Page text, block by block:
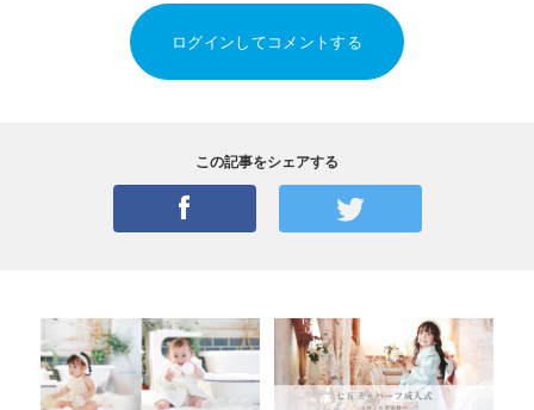
ログインしてコメントする
この記事をシェアする